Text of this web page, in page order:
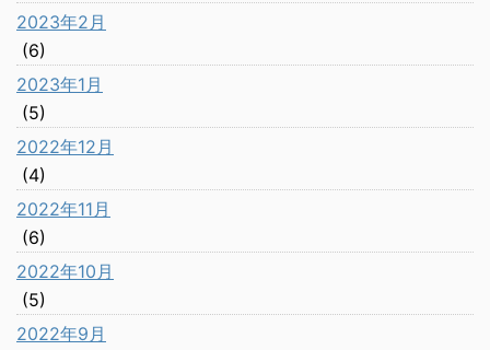
2023年2月
(6)
2023年1月
(5)
2022年12月
(4)
2022年11月
(6)
2022年10月
(5)
2022年9月